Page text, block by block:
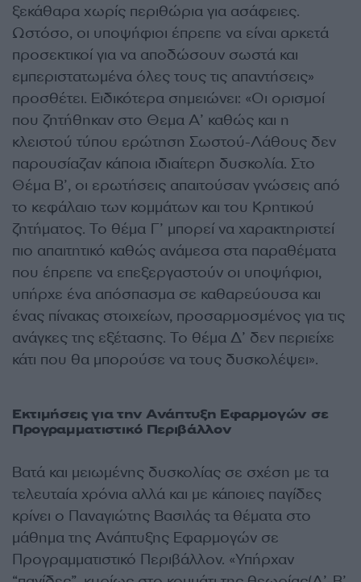
ξεκάθαρα χωρίς περιθώρια για ασάφειες.
Ωστόσο, οι υποψήφιοι έπρεπε να είναι αρκετά
προσεκτικοί για να αποδώσουν σωστά και
εμπεριστατωμένα όλες τους τις απαντήσεις»
προσθέτει. Ειδικότερα σημειώνει: «Οι ορισμοί
που ζητήθηκαν στο Θεμα Α’ καθώς και η
κλειστού τύπου ερώτηση Σωστού-Λάθους δεν
παρουσίαζαν κάποια ιδιαίτερη δυσκολία. Στο
Θέμα Β’, οι ερωτήσεις απαιτούσαν γνώσεις από
το κεφάλαιο των κομμάτων και του Κρητικού
ζητήματος. Το θέμα Γ’ μπορεί να χαρακτηριστεί
πιο απαιτητικό καθώς ανάμεσα στα παραθέματα
που έπρεπε να επεξεργαστούν οι υποψήφιοι,
υπήρχε ένα απόσπασμα σε καθαρεύουσα και
ένας πίνακας στοιχείων, προσαρμοσμένος για τις
ανάγκες της εξέτασης. Το θέμα Δ’ δεν περιείχε
κάτι που θα μπορούσε να τους δυσκολέψει».
Εκτιμήσεις για την Ανάπτυξη Εφαρμογών σε
Προγραμματιστικό Περιβάλλον
Βατά και μειωμένης δυσκολίας σε σχέση με τα
τελευταία χρόνια αλλά και με κάποιες παγίδες
κρίνει ο Παναγιώτης Βασιλάς τα θέματα στο
μάθημα της Ανάπτυξης Εφαρμογών σε
Προγραμματιστικό Περιβάλλον. «Υπήρχαν